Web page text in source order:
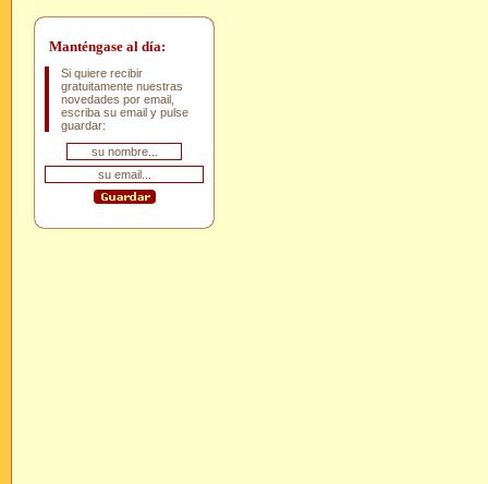
Manténgase al día:
Si quiere recibir
gratuitamente nuestras
novedades por email,
escriba su email y pulse
guardar: